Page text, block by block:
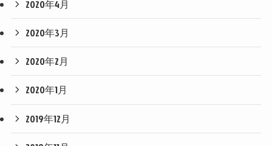
2020年4月
2020年3月
2020年2月
2020年1月
2019年12月